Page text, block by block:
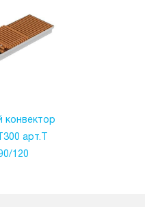
конвектор
арт.T
120